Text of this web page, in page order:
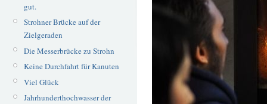
gut.
Strohner Brücke auf der
Zielgeraden
Die Messerbrücke zu Strohn
Keine Durchfahrt für Kanuten
Viel Glück
Jahrhunderthochwasser der